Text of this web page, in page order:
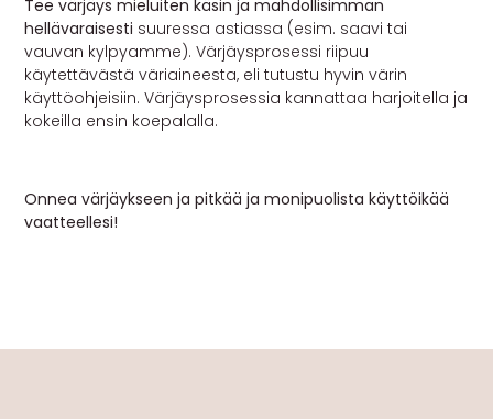
Tee värjäys mieluiten käsin ja mahdollisimman
hellävaraisesti suuressa astiassa (esim. saavi tai
vauvan kylpyamme). Värjäysprosessi riipuu
käytettävästä väriaineesta, eli tutustu hyvin värin
käyttöohjeisiin. Värjäysprosessia kannattaa harjoitella ja
kokeilla ensin koepalalla.
Onnea värjäykseen ja pitkää ja monipuolista käyttöikää
vaatteellesi!